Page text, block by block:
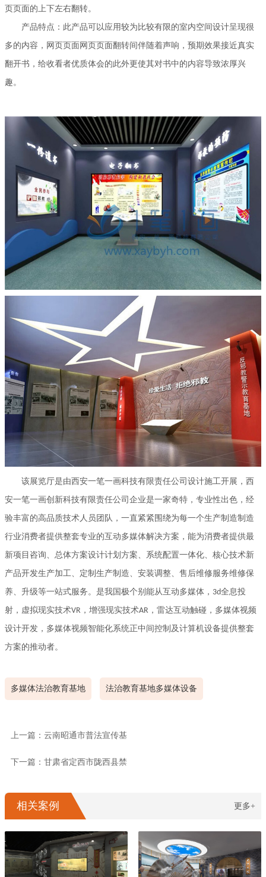
页页面的上下左右翻转。
产品特点：此产品可以应用较为比较有限的室内空间设计呈现很
多的内容，网页页面网页页面翻转间伴随着声响，预期效果接近真实
翻开书，给收看者优质体会的此外更使其对书中的内容导致浓厚兴
趣。
该展览厅是由西安一笔一画科技有限责任公司设计施工开展，西
安一笔一画创新科技有限责任公司企业是一家奇特，专业性出色，经
验丰富的高品质技术人员团队，一直紧紧围绕为每一个生产制造制造
行业消费者提供整套专业的互动多媒体解决方案，能为消费者提供最
新项目咨询、总体方案设计计划方案、系统配置一体化、核心技术新
产品开发生产加工、定制生产制造、安装调整、售后维修服务维修保
养、升级等一站式服务。是我国极个别能从互动多媒体， 3d全息投
射，虚拟现实技术VR ，增强现实技术AR ，雷达互动触碰，多媒体视频
设计开发，多媒体视频智能化系统正中间控制及计算机设备提供整套
方案的推动者。
多媒体法治教育基地 法治教育基地多媒体设备
上一篇：云南昭通市普法宣传基
下一篇：甘肃省定西市陇西县禁
相关案例 更多+